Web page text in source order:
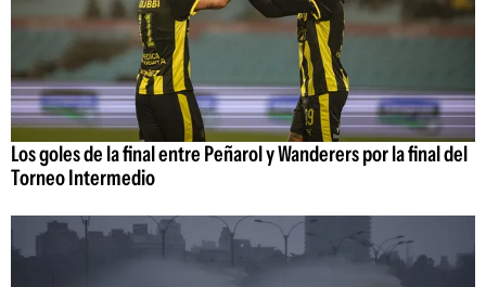
Los goles de la final entre Peñarol y Wanderers por la final del
Torneo Intermedio